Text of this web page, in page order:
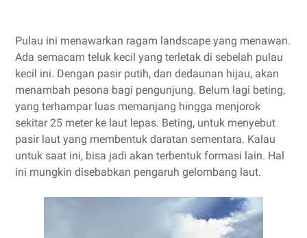
Pulau ini menawarkan ragam landscape yang menawan.
Ada semacam teluk kecil yang terletak di sebelah pulau
kecil ini. Dengan pasir putih, dan dedaunan hijau, akan
menambah pesona bagi pengunjung. Belum lagi beting,
yang terhampar luas memanjang hingga menjorok
sekitar 25 meter ke laut lepas. Beting, untuk menyebut
pasir laut yang membentuk daratan sementara. Kalau
untuk saat ini, bisa jadi akan terbentuk formasi lain. Hal
ini mungkin disebabkan pengaruh gelombang laut.